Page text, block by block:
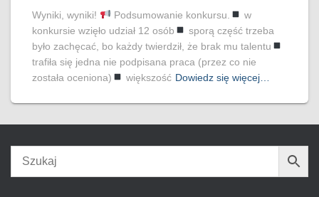
Wyniki, wyniki! Podsumowanie konkursu.
w
konkursie wzięło udział 12 osób
sporą część trzeba
było zachęcać, bo każdy twierdził, że brak mu talentu
trafiła się jedna nie podpisana praca (przez co nie
została oceniona)
większość Dowiedz się więcej…